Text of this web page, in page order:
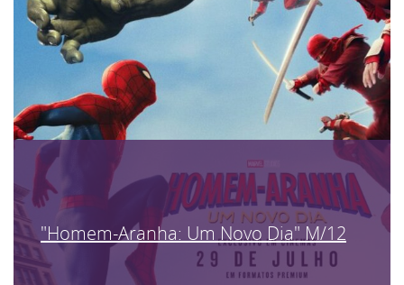
"Homem-Aranha: Um Novo Dia" M/12